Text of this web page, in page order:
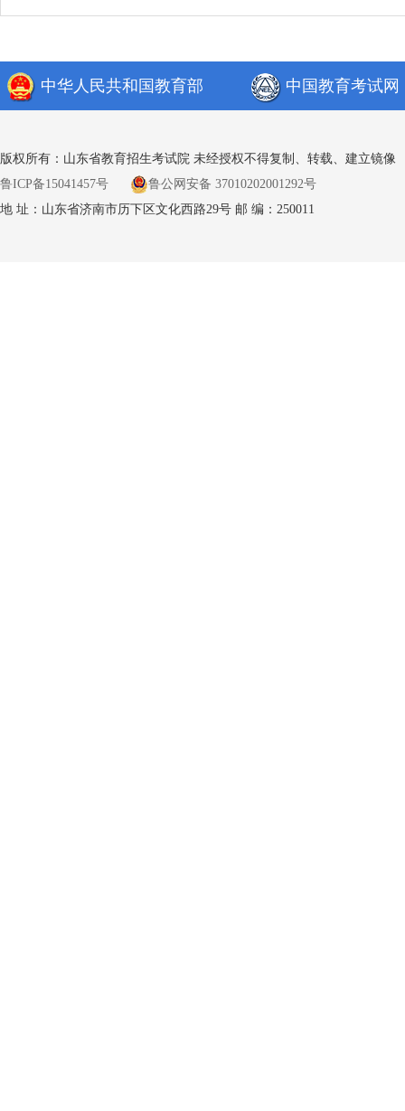
中华人民共和国教育部 中国教育考试网
版权所有：山东省教育招生考试院 未经授权不得复制、转载、建立镜像
鲁ICP备15041457号
鲁公网安备 37010202001292号
地 址：山东省济南市历下区文化西路29号 邮 编：250011